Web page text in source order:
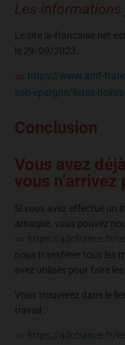
Les informations
Le site la-francaise.net
le 29/09/2023.
https://www.amf-
son-epargne/listes-
Conclusion
Vous avez
vous
Si vous avez effectué un
arnaque, vous pouvez
https://adcfrance.fr/
nous transférer tous les
avez utilisés pour faire les
Vous trouverez dans le
travail :
https://adcfrance.fr/